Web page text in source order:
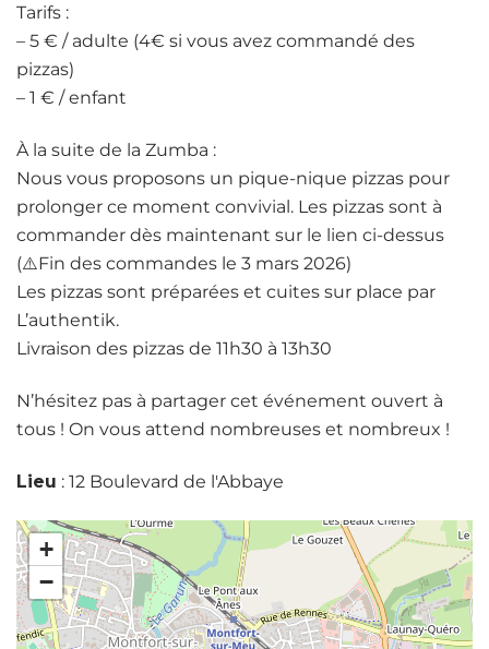
Tarifs :
– 5 € / adulte (4€ si vous avez commandé des
pizzas)
– 1 € / enfant
À la suite de la Zumba :
Nous vous proposons un pique-nique pizzas pour
prolonger ce moment convivial. Les pizzas sont à
commander dès maintenant sur le lien ci-dessus
(⚠️Fin des commandes le 3 mars 2026)
Les pizzas sont préparées et cuites sur place par
L’authentik.
Livraison des pizzas de 11h30 à 13h30
N’hésitez pas à partager cet événement ouvert à
tous ! On vous attend nombreuses et nombreux !
Lieu : 12 Boulevard de l'Abbaye
+
−